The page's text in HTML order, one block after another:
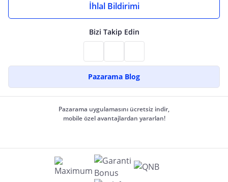
İhlal Bildirimi
Bizi Takip Edin
Pazarama Blog
Pazarama uygulamasını ücretsiz indir,
mobile özel avantajlardan yararlan!